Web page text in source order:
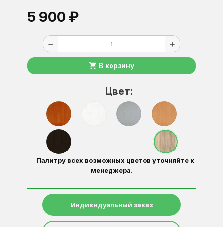
5 900 ₽
remove add
shopping_cart В корзину
Цвет:
Палитру всех возможных цветов уточняйте к
менеджера.
Индивидуальный заказ